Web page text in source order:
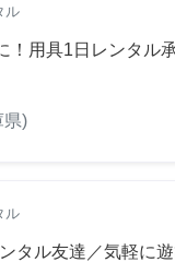
ル
用具1日レンタル
)
ル
タル友達／気軽に